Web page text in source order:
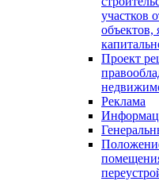
участков
объектов,
Проект
Реклама